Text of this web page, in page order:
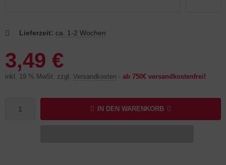
Lieferzeit: ca. 1-2 Wochen
3,49 €
inkl. 19 % MwSt. zzgl. Versandkosten - ab 750€ versandkostenfrei!
IN DEN WARENKORB